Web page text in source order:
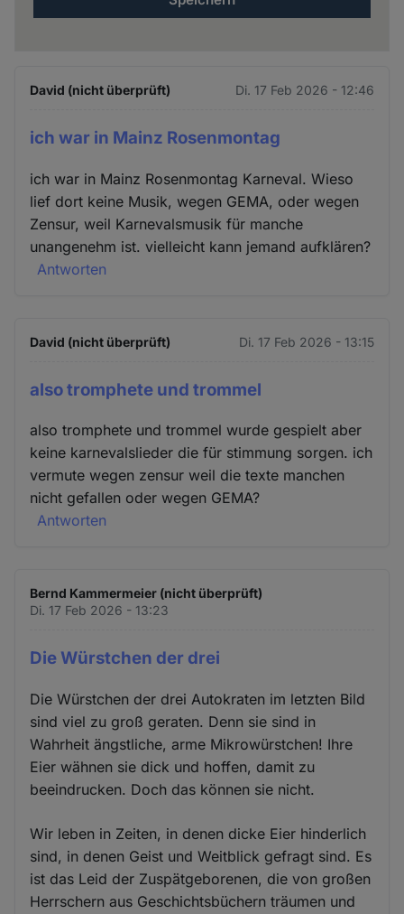
David (nicht überprüft) Di. 17 Feb 2026 - 12:46
ich war in Mainz Rosenmontag
ich war in Mainz Rosenmontag Karneval. Wieso
lief dort keine Musik, wegen GEMA, oder wegen
Zensur, weil Karnevalsmusik für manche
unangenehm ist. vielleicht kann jemand aufklären?
Antworten
David (nicht überprüft) Di. 17 Feb 2026 - 13:15
also tromphete und trommel
also tromphete und trommel wurde gespielt aber
keine karnevalslieder die für stimmung sorgen. ich
vermute wegen zensur weil die texte manchen
nicht gefallen oder wegen GEMA?
Antworten
Bernd Kammermeier (nicht überprüft)
Di. 17 Feb 2026 - 13:23
Die Würstchen der drei
Die Würstchen der drei Autokraten im letzten Bild
sind viel zu groß geraten. Denn sie sind in
Wahrheit ängstliche, arme Mikrowürstchen! Ihre
Eier wähnen sie dick und hoffen, damit zu
beeindrucken. Doch das können sie nicht.
Wir leben in Zeiten, in denen dicke Eier hinderlich
sind, in denen Geist und Weitblick gefragt sind. Es
ist das Leid der Zuspätgeborenen, die von großen
Herrschern aus Geschichtsbüchern träumen und